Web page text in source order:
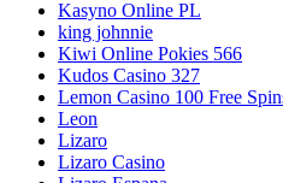
Kasyno Online PL
king johnnie
Kiwi Online Pokies 566
Kudos Casino 327
Lemon Casino 100 Free
Leon
Lizaro
Lizaro Casino